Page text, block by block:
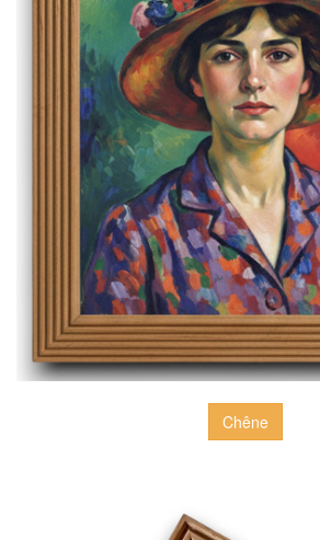
Chêne